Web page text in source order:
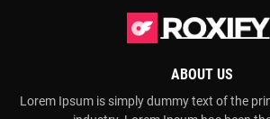
ABOUT US
Lorem Ipsum is simply dummy text of the